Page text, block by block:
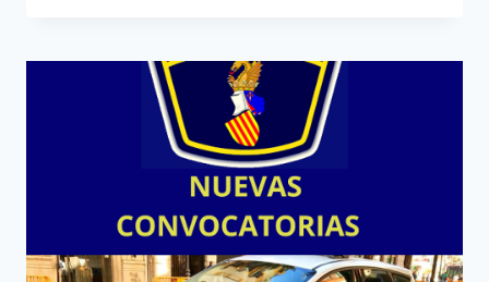
PLAZAS
CONVOCADAS:
BUSOT
MUSEROS
CASTELLÓN
;
DE